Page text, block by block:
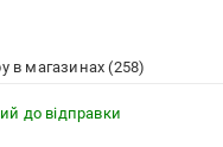
в магазинах (258)
до відправки